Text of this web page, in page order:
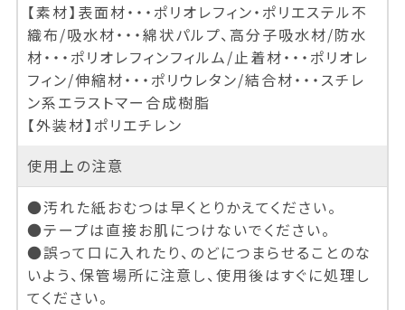
【素材】表面材・・・ポリオレフィン・ポリエステル不
織布/吸水材・・・綿状パルプ、高分子吸水材/防水
材・・・ポリオレフィンフィルム/止着材・・・ポリオレ
フィン/伸縮材・・・ポリウレタン/結合材・・・スチレ
ン系エラストマー合成樹脂
【外装材】ポリエチレン
使用上の注意
●汚れた紙おむつは早くとりかえてください。
●テープは直接お肌につけないでください。
●誤って口に入れたり、のどにつまらせることのな
いよう、保管場所に注意し、使用後はすぐに処理し
てください。